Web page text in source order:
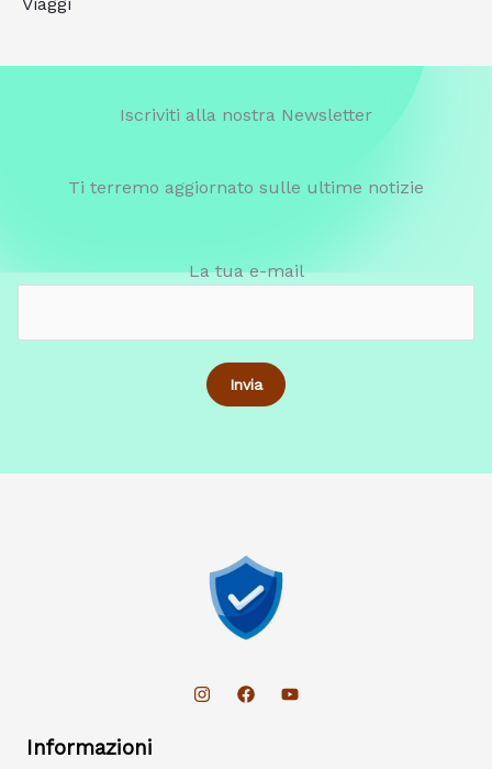
Viaggi
Iscriviti alla nostra Newsletter
Ti terremo aggiornato sulle ultime notizie
La tua e-mail
Informazioni